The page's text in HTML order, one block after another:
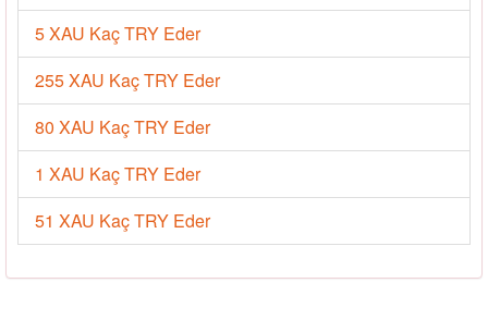
5 XAU Kaç TRY Eder
255 XAU Kaç TRY Eder
80 XAU Kaç TRY Eder
1 XAU Kaç TRY Eder
51 XAU Kaç TRY Eder